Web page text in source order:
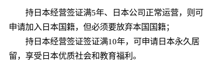
持日本经营签证满5年、日本公司正常运营，则可
申请加入日本国籍，但必须要放弃本国国籍；
持日本经营签证签证满10年，可申请日本永久居
留，享受日本优质社会和教育福利。